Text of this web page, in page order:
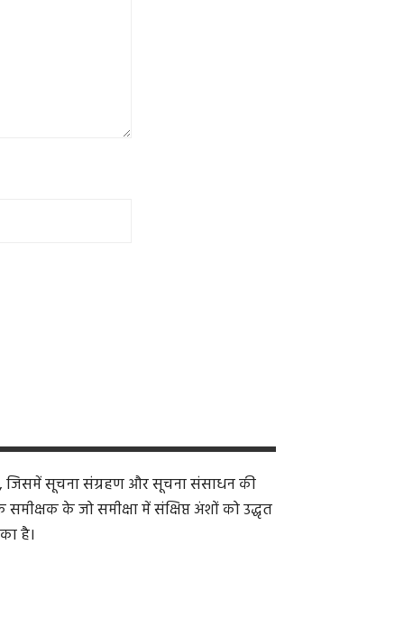
जिसमें सूचना संग्रहण और सूचना संसाधन की
के जो समीक्षा में संक्षिप्त अंशों को उद्धृत
है।